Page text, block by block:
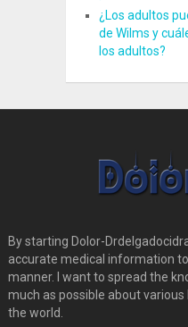
¿Los adultos
de Wilms y
los adultos?
By starting Dolor-
accurate medical information
manner. I want to spread the
much as possible about
the world.